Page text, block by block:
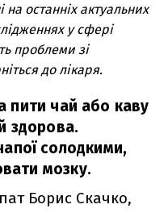
на останніх актуальних
у сфері
проблеми зі
до лікаря.
пити чай або каву
здорова.
солодкими,
мозку.
Борис Скачко,